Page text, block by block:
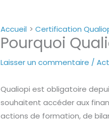
Accueil Certification
Pourquoi
Laisser un commentaire /
Qualiopi est obligatoire
souhaitent accéder aux
actions de formation, de